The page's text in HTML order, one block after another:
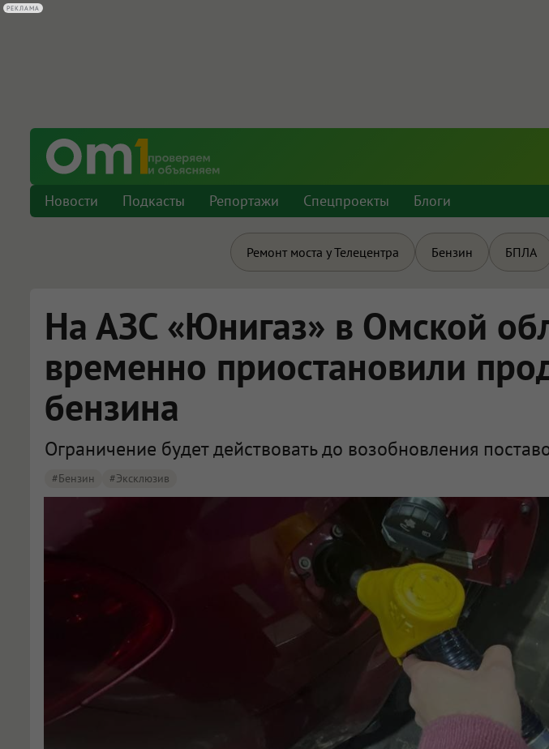
Новости Подкасты Репортажи Спецпроекты Блоги
Ремонт моста у Телецентра Бензин БПЛА
На АЗС «Юнигаз» в Омской
временно приостановили
бензина
Ограничение будет действовать до возобновления
#бензин #эксклюзив
РЕКЛАМА